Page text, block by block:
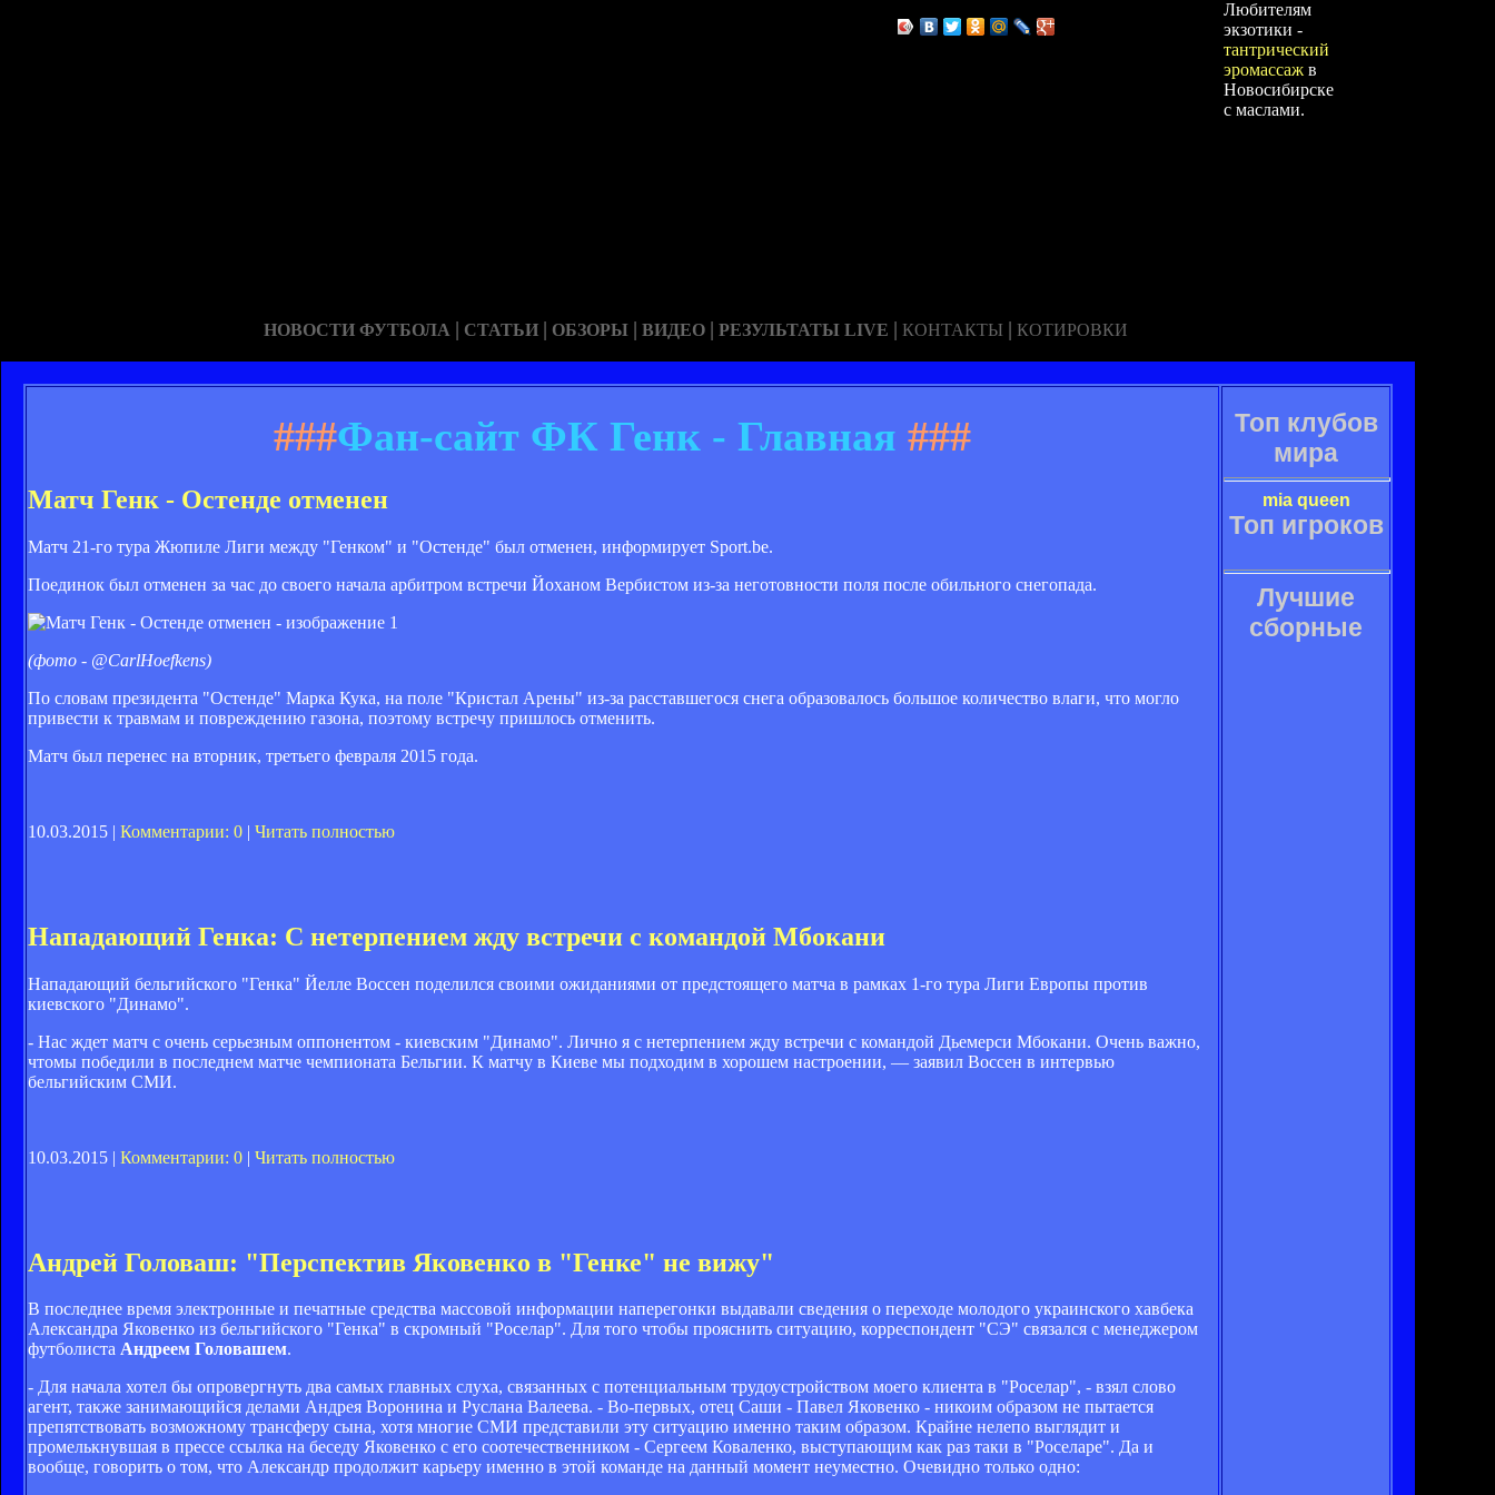
НОВОСТИ ФУТБОЛА | СТАТЬИ | ОБЗОРЫ | ВИДЕО | РЕЗУЛЬТАТЫ LIVE | КОНТАКТЫ | КОТИРОВКИ
###Фан-сайт ФК Генк - Главная ###
Матч Генк - Остенде отменен
Матч 21-го тура Жюпиле Лиги между "Генком" и "Остенде" был отменен, информирует Sport.be.
Поединок был отменен за час до своего начала арбитром встречи Йоханом Вербистом из-за неготовности поля после обильного снегопада.
(фото - @CarlHoefkens)
По словам президента "Остенде" Марка Кука, на поле "Кристал Арены" из-за расставшегося снега образовалось большое количество влаги, что могло
привести к травмам и повреждению газона, поэтому встречу пришлось отменить.
Матч был перенес на вторник, третьего февраля 2015 года.
10.03.2015 | Комментарии: 0 | Читать полностью
Нападающий Генка: С нетерпением жду встречи с командой Мбокани
Нападающий бельгийского "Генка" Йелле Воссен поделился своими ожиданиями от предстоящего матча в рамках 1-го тура Лиги Европы против
киевского "Динамо".
- Нас ждет матч с очень серьезным оппонентом - киевским "Динамо". Лично я с нетерпением жду встречи с командой Дьемерси Мбокани. Очень важно,
чтомы победили в последнем матче чемпионата Бельгии. К матчу в Киеве мы подходим в хорошем настроении, — заявил Воссен в интервью
бельгийским СМИ.
10.03.2015 | Комментарии: 0 | Читать полностью
Андрей Головаш: "Перспектив Яковенко в "Генке" не вижу"
В последнее время электронные и печатные средства массовой информации наперегонки выдавали сведения о переходе молодого украинского хавбека
Александра Яковенко из бельгийского "Генка" в скромный "Роселар". Для того чтобы прояснить ситуацию, корреспондент "СЭ" связался с менеджером
футболиста Андреем Головашем.
- Для начала хотел бы опровергнуть два самых главных слуха, связанных с потенциальным трудоустройством моего клиента в "Роселар", - взял слово
агент, также занимающийся делами Андрея Воронина и Руслана Валеева. - Во-первых, отец Саши - Павел Яковенко - никоим образом не пытается
препятствовать возможному трансферу сына, хотя многие СМИ представили эту ситуацию именно таким образом. Крайне нелепо выглядит и
промелькнувшая в прессе ссылка на беседу Яковенко с его соотечественником - Сергеем Коваленко, выступающим как раз таки в "Роселаре". Да и
вообще, говорить о том, что Александр продолжит карьеру именно в этой команде на данный момент неуместно. Очевидно только одно:
Топ клубов
мира
mia queen
Топ игроков
Лучшие
сборные
Любителям
экзотики -
тантрический
эромассаж в
Новосибирске
с маслами.